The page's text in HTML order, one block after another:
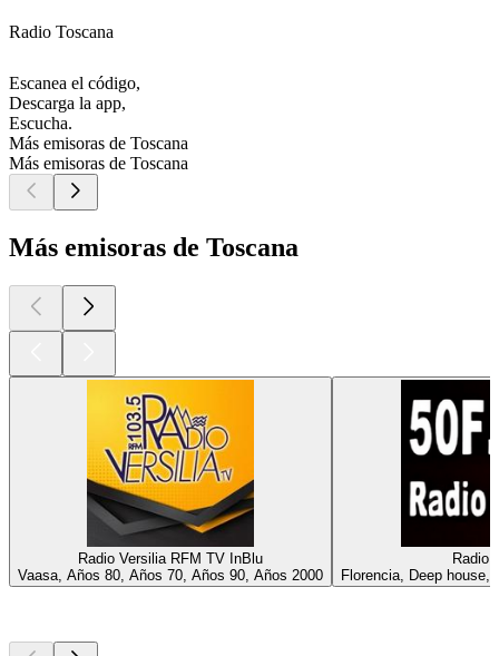
Radio Toscana
Escanea el código,
Descarga la app,
Escucha.
Más emisoras de Toscana
Más emisoras de Toscana
Más emisoras de Toscana
Radio Versilia RFM TV InBlu
Vaasa, Años 80, Años 70, Años 90, Años 2000
Radio
Florencia, Deep house,